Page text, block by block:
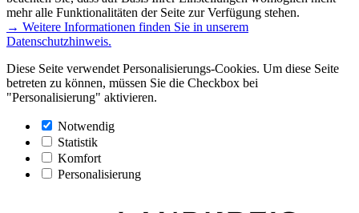
mehr alle Funktionalitäten der Seite zur Verfügung stehen.
→ Weitere Informationen finden Sie in unserem
Datenschutzhinweis.
Diese Seite verwendet Personalisierungs-Cookies. Um diese Seite
betreten zu können, müssen Sie die Checkbox bei
"Personalisierung" aktivieren.
Notwendig
Statistik
Komfort
Personalisierung